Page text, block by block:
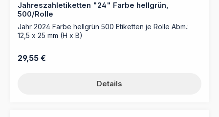
Jahreszahletiketten "24" Farbe hellgrün,
500/Rolle
Jahr 2024 Farbe hellgrün 500 Etiketten je Rolle Abm.:
12,5 x 25 mm (H x B)
Regulärer Preis:
29,55 €
Details